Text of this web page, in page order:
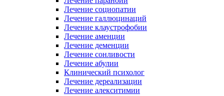
Лечение социопатии
Лечение галлюцинаций
Лечение клаустрофобии
Лечение аменции
Лечение деменции
Лечение сонливости
Лечение абулии
Клинический психолог
Лечение дереализации
Лечение алекситимии